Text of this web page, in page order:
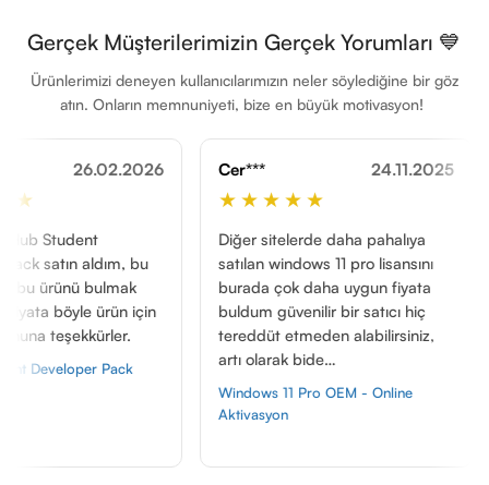
Gerçek Müşterilerimizin Gerçek Yorumları 💙
Ürünlerimizi deneyen kullanıcılarımızın neler söylediğine bir göz
atın. Onların memnuniyeti, bize en büyük motivasyon!
bu
için
Pack
Cer***
★★★★★
Diğer sitelerde daha pahalıya
satılan windows 11 pro lisansını
burada çok daha uygun fiyata
buldum güvenilir bir satıcı hiç
tereddüt etmeden alabilirsiniz,
artı olarak bide…
Windows 11 Pro OEM - Online
Gör***
Ürün
uyuşuyor,
ChatGPT